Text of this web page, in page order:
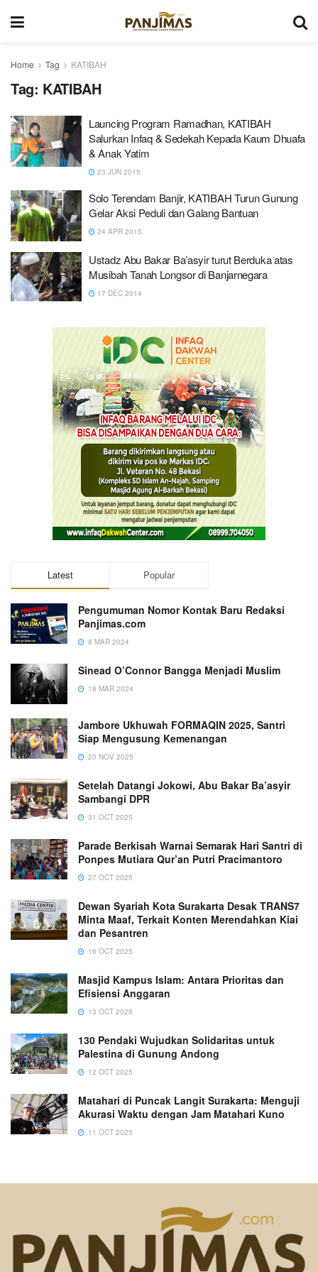
Home Tag KATIBAH
Tag: KATIBAH
Launcing Program Ramadhan, KATIBAH
Salurkan Infaq & Sedekah Kepada Kaum Dhuafa
& Anak Yatim
23 JUN 2015
Solo Terendam Banjir, KATIBAH Turun Gunung
Gelar Aksi Peduli dan Galang Bantuan
24 APR 2015
Ustadz Abu Bakar Ba’asyir turut Berduka atas
Musibah Tanah Longsor di Banjarnegara
17 DEC 2014
Latest Popular
Pengumuman Nomor Kontak Baru Redaksi
Panjimas.com
8 MAR 2024
Sinead O’Connor Bangga Menjadi Muslim
18 MAR 2024
Jambore Ukhuwah FORMAQIN 2025, Santri
Siap Mengusung Kemenangan
20 NOV 2025
Setelah Datangi Jokowi, Abu Bakar Ba’asyir
Sambangi DPR
31 OCT 2025
Parade Berkisah Warnai Semarak Hari Santri di
Ponpes Mutiara Qur’an Putri Pracimantoro
27 OCT 2025
Dewan Syariah Kota Surakarta Desak TRANS7
Minta Maaf, Terkait Konten Merendahkan Kiai
dan Pesantren
16 OCT 2025
Masjid Kampus Islam: Antara Prioritas dan
Efisiensi Anggaran
13 OCT 2025
130 Pendaki Wujudkan Solidaritas untuk
Palestina di Gunung Andong
12 OCT 2025
Matahari di Puncak Langit Surakarta: Menguji
Akurasi Waktu dengan Jam Matahari Kuno
11 OCT 2025